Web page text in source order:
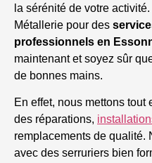
la sérénité de votre
Métallerie pour des
professionnels en
maintenant et soyez sûr
de bonnes mains.
En effet, nous mettons
des réparations,
remplacements de qualité.
avec des serruriers bien